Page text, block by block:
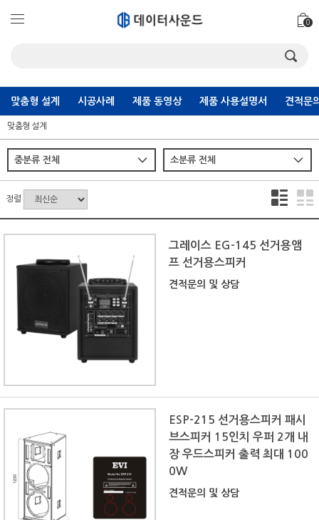
0
맞춤형 설계 시공사례 제품 동영상 제품 사용설명서 견적문
맞춤형 설계
정렬
그레이스 EG-145 선거용앰
프 선거용스피커
견적문의 및 상담
ESP-215 선거용스피커 패시
브스피커 15인치 우퍼 2개 내
장 우드스피커 출력 최대 100
0W
견적문의 및 상담